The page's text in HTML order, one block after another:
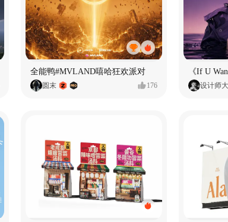
全能鸭#MVLAND嘻哈狂欢派对
圆末 176 设计师